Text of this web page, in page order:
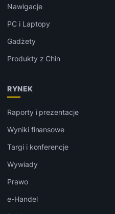
Nawigacje
PC i Laptopy
Gadżety
Produkty z Chin
RYNEK
Raporty i prezentacje
Wyniki finansowe
Targi i konferencje
Wywiady
Prawo
e-Handel